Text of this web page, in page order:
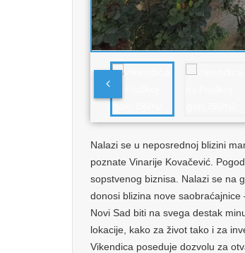
Nalazi se u neposrednoj blizini
poznate Vinarije Kovačević.
sopstvenog biznisa. Nalazi se na
donosi blizina nove
Novi Sad biti na svega destak
lokacije, kako za život tako i za
Vikendica poseduje dozvolu za